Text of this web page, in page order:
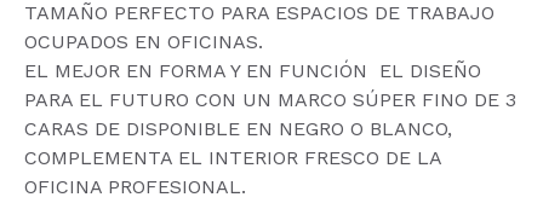
TAMAÑO PERFECTO PARA ESPACIOS DE TRABAJO
OCUPADOS EN OFICINAS.
EL MEJOR EN FORMA Y EN FUNCIÓN  EL DISEÑO
PARA EL FUTURO CON UN MARCO SÚPER FINO DE 3
CARAS DE DISPONIBLE EN NEGRO O BLANCO,
COMPLEMENTA EL INTERIOR FRESCO DE LA
OFICINA PROFESIONAL.